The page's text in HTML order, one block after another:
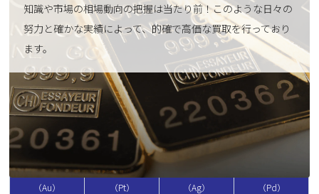
知識や市場の相場動向の把握は当たり前！このような日々の
努力と確かな実績によって、的確で高価な買取を行っており
ます。
JPメタル 買取価格
2026.08.07 更新
市場買取公示価格
金
（Au）
プラチナ
（Pt）
（Ag）
（Pd）